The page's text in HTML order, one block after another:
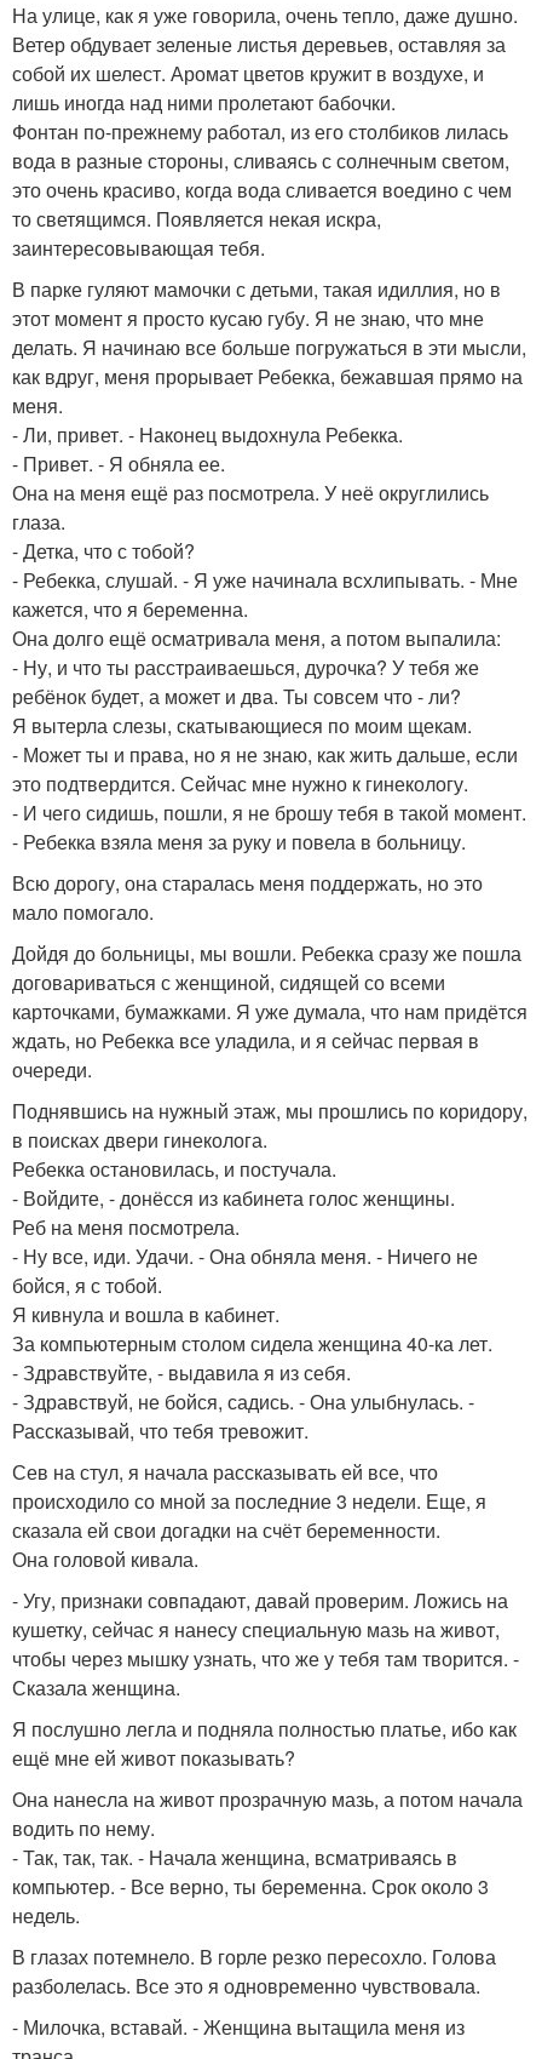
На улице, как я уже говорила, очень тепло, даже душно.
Ветер обдувает зеленые листья деревьев, оставляя за
собой их шелест. Аромат цветов кружит в воздухе, и
лишь иногда над ними пролетают бабочки.
Фонтан по-прежнему работал, из его столбиков лилась
вода в разные стороны, сливаясь с солнечным светом,
это очень красиво, когда вода сливается воедино с чем
то светящимся. Появляется некая искра,
заинтересовывающая тебя.
В парке гуляют мамочки с детьми, такая идиллия, но в
этот момент я просто кусаю губу. Я не знаю, что мне
делать. Я начинаю все больше погружаться в эти мысли,
как вдруг, меня прорывает Ребекка, бежавшая прямо на
меня.
- Ли, привет. - Наконец выдохнула Ребекка.
- Привет. - Я обняла ее.
Она на меня ещё раз посмотрела. У неё округлились
глаза.
- Детка, что с тобой?
- Ребекка, слушай. - Я уже начинала всхлипывать. - Мне
кажется, что я беременна.
Она долго ещё осматривала меня, а потом выпалила:
- Ну, и что ты расстраиваешься, дурочка? У тебя же
ребёнок будет, а может и два. Ты совсем что - ли?
Я вытерла слезы, скатывающиеся по моим щекам.
- Может ты и права, но я не знаю, как жить дальше, если
это подтвердится. Сейчас мне нужно к гинекологу.
- И чего сидишь, пошли, я не брошу тебя в такой момент.
- Ребекка взяла меня за руку и повела в больницу.
Всю дорогу, она старалась меня поддержать, но это
мало помогало.
Дойдя до больницы, мы вошли. Ребекка сразу же пошла
договариваться с женщиной, сидящей со всеми
карточками, бумажками. Я уже думала, что нам придётся
ждать, но Ребекка все уладила, и я сейчас первая в
очереди.
Поднявшись на нужный этаж, мы прошлись по коридору,
в поисках двери гинеколога.
Ребекка остановилась, и постучала.
- Войдите, - донёсся из кабинета голос женщины.
Реб на меня посмотрела.
- Ну все, иди. Удачи. - Она обняла меня. - Ничего не
бойся, я с тобой.
Я кивнула и вошла в кабинет.
За компьютерным столом сидела женщина 40-ка лет.
- Здравствуйте, - выдавила я из себя.
- Здравствуй, не бойся, садись. - Она улыбнулась. -
Рассказывай, что тебя тревожит.
Сев на стул, я начала рассказывать ей все, что
происходило со мной за последние 3 недели. Еще, я
сказала ей свои догадки на счёт беременности.
Она головой кивала.
- Угу, признаки совпадают, давай проверим. Ложись на
кушетку, сейчас я нанесу специальную мазь на живот,
чтобы через мышку узнать, что же у тебя там творится. -
Сказала женщина.
Я послушно легла и подняла полностью платье, ибо как
ещё мне ей живот показывать?
Она нанесла на живот прозрачную мазь, а потом начала
водить по нему.
- Так, так, так. - Начала женщина, всматриваясь в
компьютер. - Все верно, ты беременна. Срок около 3
недель.
В глазах потемнело. В горле резко пересохло. Голова
разболелась. Все это я одновременно чувствовала.
- Милочка, вставай. - Женщина вытащила меня из